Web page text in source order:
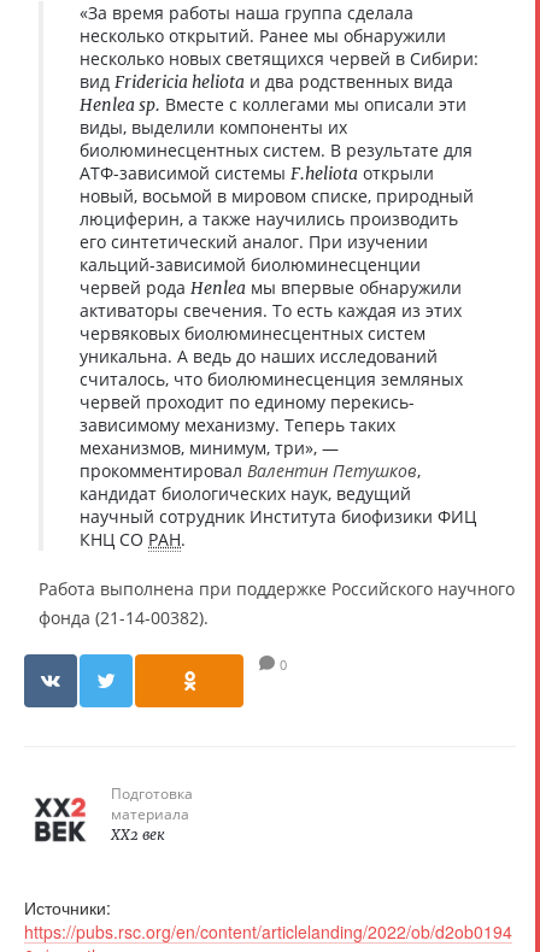
«За время работы наша группа сделала
несколько открытий. Ранее мы обнаружили
несколько новых светящихся червей в Сибири:
вид Fridericia heliota и два родственных вида
Henlea sp. Вместе с коллегами мы описали эти
виды, выделили компоненты их
биолюминесцентных систем. В результате для
АТФ-зависимой системы F.heliota открыли
новый, восьмой в мировом списке, природный
люциферин, а также научились производить
его синтетический аналог. При изучении
кальций-зависимой биолюминесценции
червей рода Henlea мы впервые обнаружили
активаторы свечения. То есть каждая из этих
червяковых биолюминесцентных систем
уникальна. А ведь до наших исследований
считалось, что биолюминесценция земляных
червей проходит по единому перекись-
зависимому механизму. Теперь таких
механизмов, минимум, три», —
прокомментировал Валентин Петушков,
кандидат биологических наук, ведущий
научный сотрудник Института биофизики ФИЦ
КНЦ СО РАН.
Работа выполнена при поддержке Российского научного
фонда (21-14-00382).
0
Подготовка
материала
XX2 век
Источники:
https://pubs.rsc.org/en/content/articlelanding/2022/ob/d2ob0194